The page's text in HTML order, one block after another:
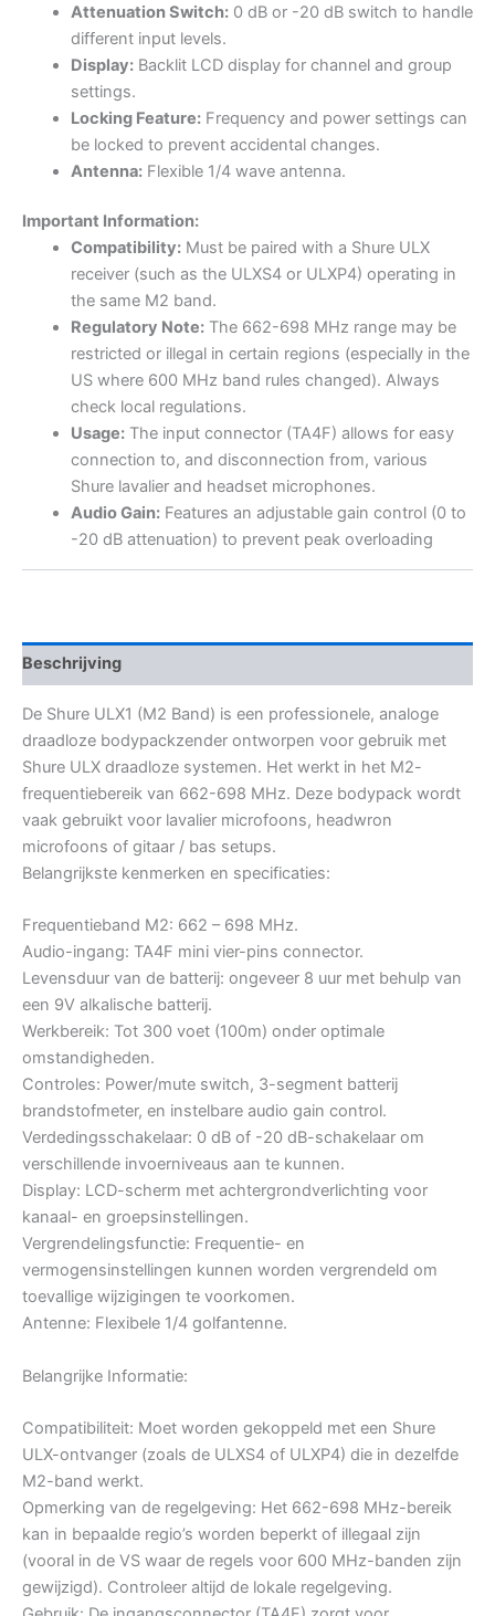
Attenuation Switch:0 dB or -20 dB switch to handle
different input levels.
Display:Backlit LCD display for channel and group
settings.
Locking Feature:Frequency and power settings can
be locked to prevent accidental changes.
Antenna:Flexible 1/4 wave antenna.
Important Information:
Compatibility:Must be paired with a Shure ULX
receiver (such as the ULXS4 or ULXP4) operating in
the same M2 band.
Regulatory Note:The 662-698 MHz range may be
restricted or illegal in certain regions (especially in the
US where 600 MHz band rules changed). Always
check local regulations.
Usage:The input connector (TA4F) allows for easy
connection to, and disconnection from, various
Shure lavalier and headset microphones.
Audio Gain:Features an adjustable gain control (0 to
-20 dB attenuation) to prevent peak overloading
Beschrijving
De Shure ULX1 (M2 Band) is een professionele, analoge
draadloze bodypackzender ontworpen voor gebruik met
Shure ULX draadloze systemen. Het werkt in het M2-
frequentiebereik van 662-698 MHz. Deze bodypack wordt
vaak gebruikt voor lavalier microfoons, headwron
microfoons of gitaar / bas setups.
Belangrijkste kenmerken en specificaties:
Frequentieband M2: 662 – 698 MHz.
Audio-ingang: TA4F mini vier-pins connector.
Levensduur van de batterij: ongeveer 8 uur met behulp van
een 9V alkalische batterij.
Werkbereik: Tot 300 voet (100m) onder optimale
omstandigheden.
Controles: Power/mute switch, 3-segment batterij
brandstofmeter, en instelbare audio gain control.
Verdedingsschakelaar: 0 dB of -20 dB-schakelaar om
verschillende invoerniveaus aan te kunnen.
Display: LCD-scherm met achtergrondverlichting voor
kanaal- en groepsinstellingen.
Vergrendelingsfunctie: Frequentie- en
vermogensinstellingen kunnen worden vergrendeld om
toevallige wijzigingen te voorkomen.
Antenne: Flexibele 1/4 golfantenne.
Belangrijke Informatie:
Compatibiliteit: Moet worden gekoppeld met een Shure
ULX-ontvanger (zoals de ULXS4 of ULXP4) die in dezelfde
M2-band werkt.
Opmerking van de regelgeving: Het 662-698 MHz-bereik
kan in bepaalde regio’s worden beperkt of illegaal zijn
(vooral in de VS waar de regels voor 600 MHz-banden zijn
gewijzigd). Controleer altijd de lokale regelgeving.